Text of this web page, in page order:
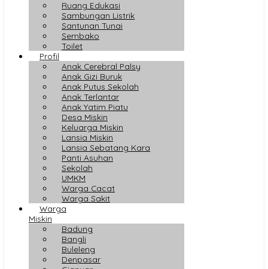
Ruang Edukasi
Sambungan Listrik
Santunan Tunai
Sembako
Toilet
Profil
Anak Cerebral Palsy
Anak Gizi Buruk
Anak Putus Sekolah
Anak Terlantar
Anak Yatim Piatu
Desa Miskin
Keluarga Miskin
Lansia Miskin
Lansia Sebatang Kara
Panti Asuhan
Sekolah
UMKM
Warga Cacat
Warga Sakit
Warga
Miskin
Badung
Bangli
Buleleng
Denpasar